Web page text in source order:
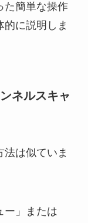
た簡単な操作
に説明しま
ネルスキャ
は似ていま
ー」または